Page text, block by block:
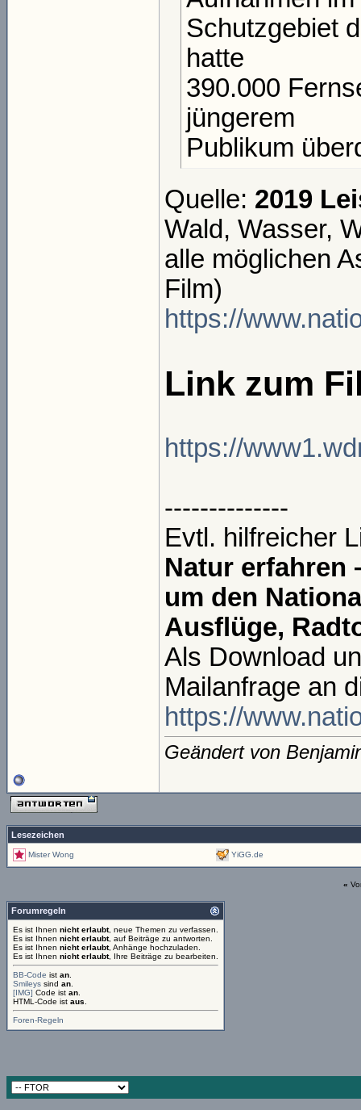
Schutzgebiet
hatte
390.000
jüngerem
Publikum
Quelle: 2019
Wald, Wasser,
alle möglichen
Film)
https://
Link zum
https://
--------------
Evtl. hilfreicher
Natur erfahren
um den
Ausflüge,
Als Download
Mailanfrage an
https://
Geändert von
Lesezeichen
Mister Wong YiGG.de
«
Forumregeln
Es ist Ihnen nicht erlaubt, neue Themen zu verfassen.
Es ist Ihnen nicht erlaubt, auf Beiträge zu antworten.
Es ist Ihnen nicht erlaubt, Anhänge hochzuladen.
Es ist Ihnen nicht erlaubt, Ihre Beiträge zu bearbeiten.
BB-Code ist an
Smileys sind an
[IMG] Code ist an
HTML-Code ist aus
Foren-Regeln